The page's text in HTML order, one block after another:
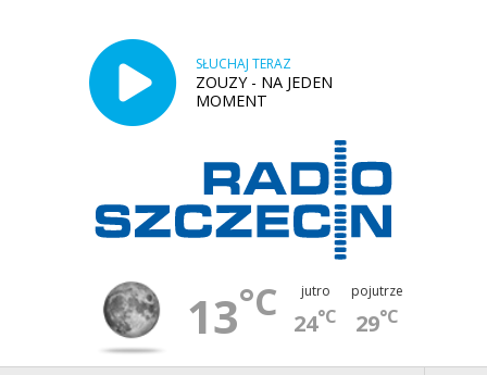
SŁUCHAJ TERAZ
ZOUZY - NA JEDEN
MOMENT
13°C jutro
24°C
pojutrze
29°C